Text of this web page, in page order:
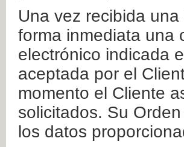
Una vez recibida
forma inmediata una
electrónico indicada
aceptada por el
momento el Cliente
solicitados. Su
los datos